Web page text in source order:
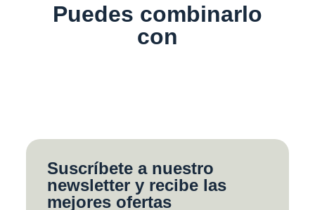
Puedes combinarlo
con
Suscríbete a nuestro
newsletter y recibe las
mejores ofertas